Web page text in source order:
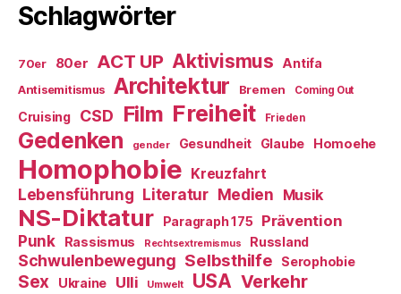
Schlagwörter
70er 80er ACT UP Aktivismus Antifa
Antisemitismus Architektur Bremen Coming Out
Cruising CSD Film Freiheit Frieden
Gedenken gender Gesundheit Glaube Homoehe
Homophobie Kreuzfahrt
Lebensführung Literatur Medien Musik
NS-Diktatur Paragraph 175
Prävention
Punk
Rassismus Rechtsextremismus Russland
Schwulenbewegung Selbsthilfe Serophobie
Sex Ukraine Ulli Umwelt USA Verkehr